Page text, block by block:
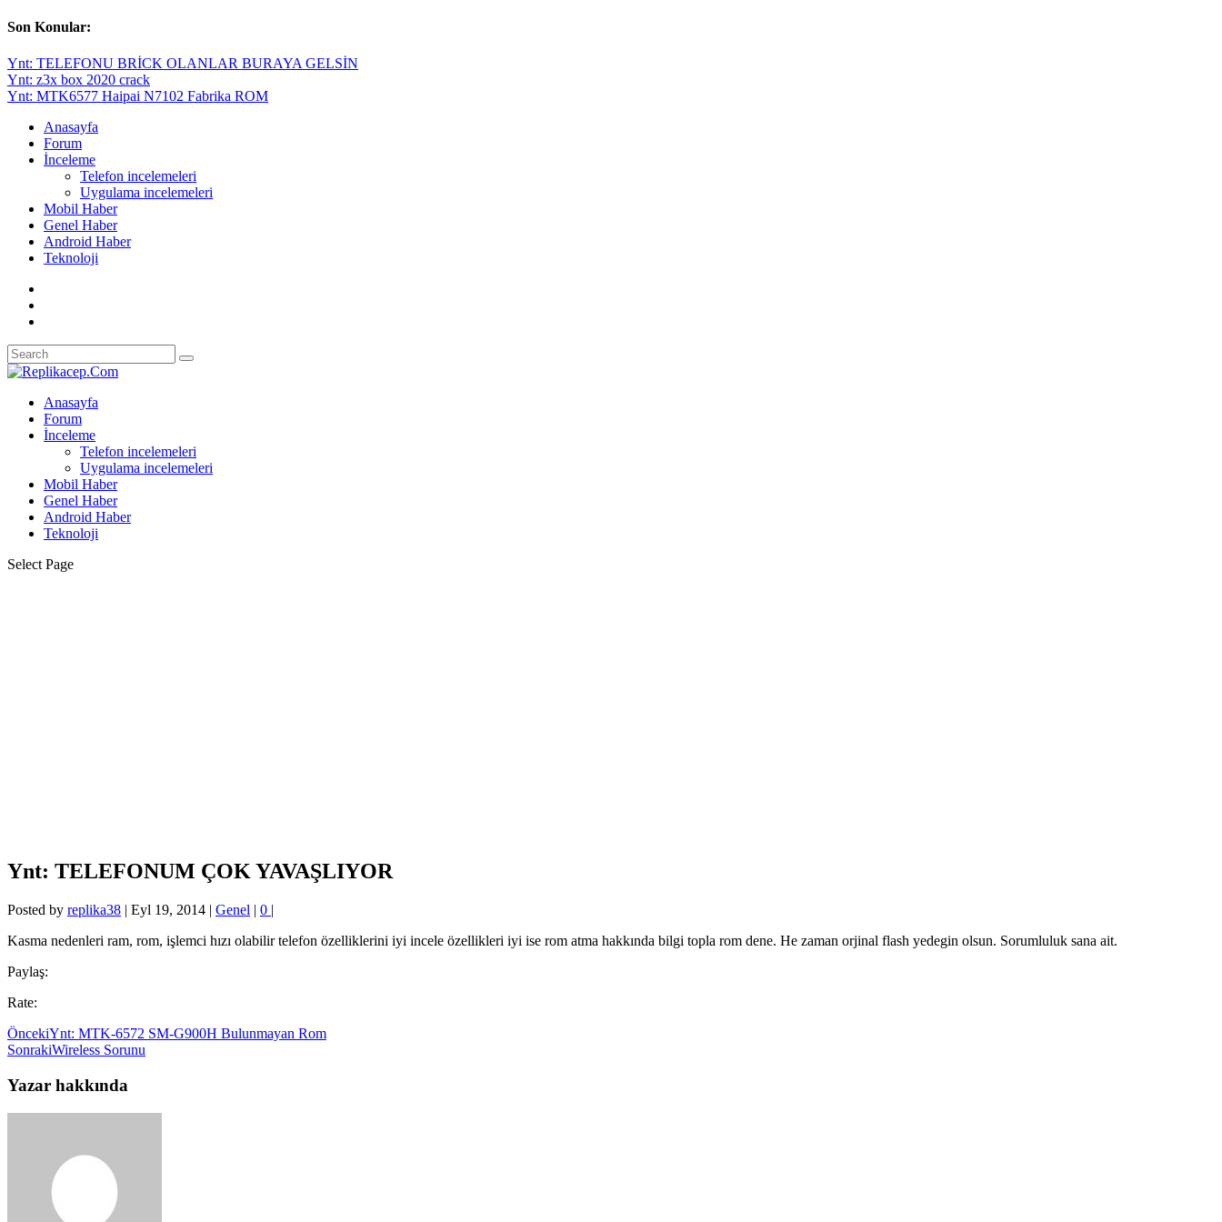
Son Konular:
Ynt: TELEFONU BRİCK OLANLAR BURAYA GELSİN
Ynt: z3x box 2020 crack
Ynt: MTK6577 Haipai N7102 Fabrika ROM
Anasayfa
Forum
İnceleme
Telefon incelemeleri
Uygulama incelemeleri
Mobil Haber
Genel Haber
Android Haber
Teknoloji
Anasayfa
Forum
İnceleme
Telefon incelemeleri
Uygulama incelemeleri
Mobil Haber
Genel Haber
Android Haber
Teknoloji
Select Page
Ynt: TELEFONUM ÇOK YAVAŞLIYOR
Posted by replika38 | Eyl 19, 2014 | Genel | 0 |
Kasma nedenleri ram, rom, işlemci hızı olabilir telefon özelliklerini iyi incele özellikleri iyi ise rom atma hakkında bilgi topla rom dene. He zaman orjinal flash yedegin olsun. Sorumluluk sana ait.
Paylaş:
Rate:
ÖncekiYnt: MTK-6572 SM-G900H Bulunmayan Rom
SonrakiWireless Sorunu
Yazar hakkında